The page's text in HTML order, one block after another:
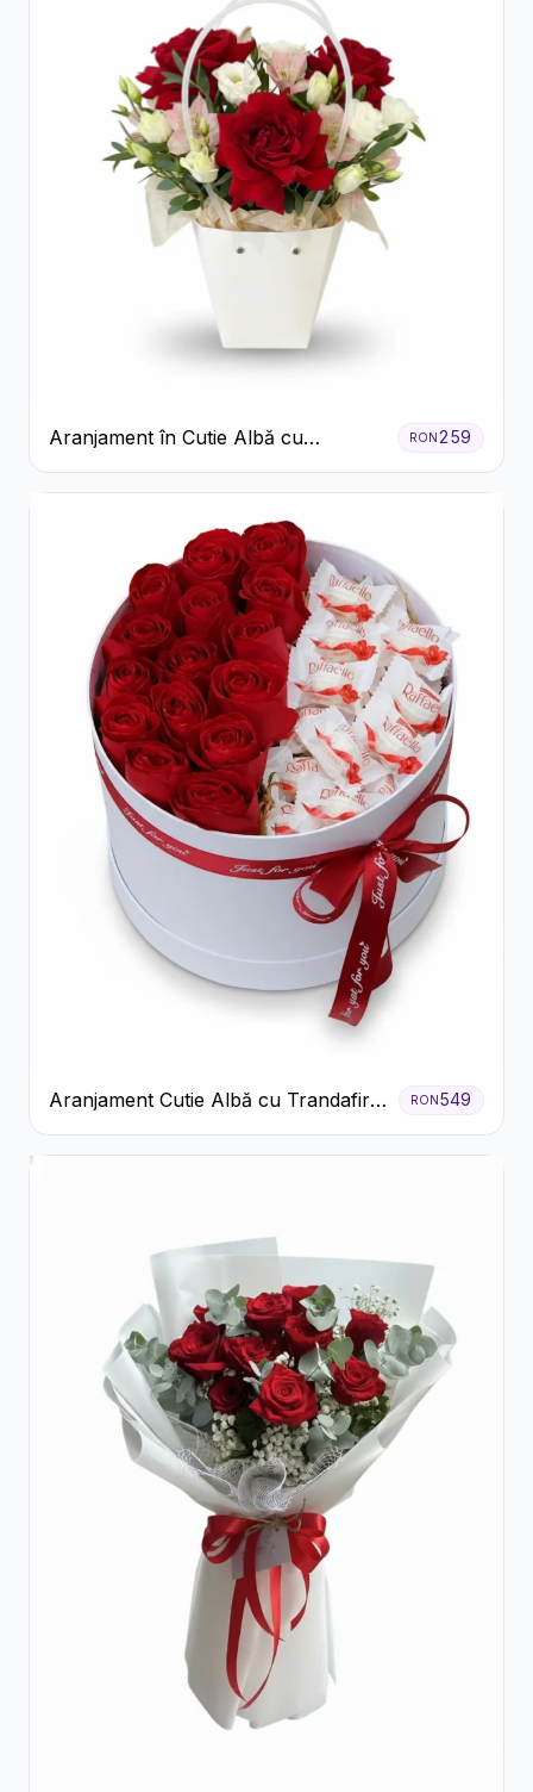
Aranjament în Cutie Albă cu
Trandafiri Roșii și Lisianthus
RON259
Aranjament Cutie Albă cu Trandafiri
Roșii și Raffaello
RON549